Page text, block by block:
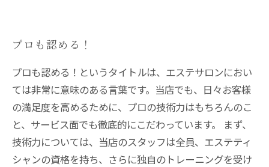
プロも認める！
プロも認める！というタイトルは、エステサロンにおい
ては非常に意味のある言葉です。当店でも、日々お客様
の満足度を高めるために、プロの技術力はもちろんのこ
と、サービス面でも徹底的にこだわっています。 まず、
技術力については、当店のスタッフは全員、エステティ
シャンの資格を持ち、さらに独自のトレーニングを受け